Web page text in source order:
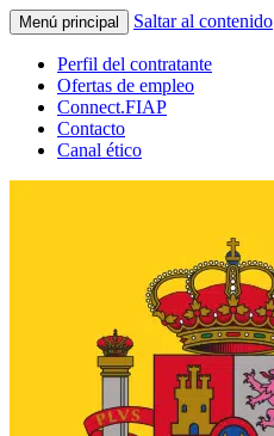
Menú principal Saltar al contenido
Perfil del contratante
Ofertas de empleo
Connect.FIAP
Contacto
Canal ético